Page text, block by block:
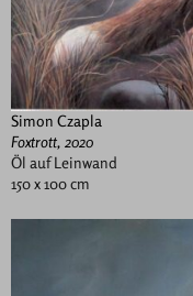
Simon Czapla
Foxtrott, 2020
Öl auf Leinwand
150 x 100 cm